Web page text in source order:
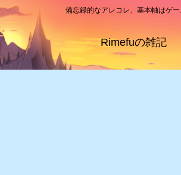
備忘録的なアレコレ、基本軸はゲ
Rimefuの雑記